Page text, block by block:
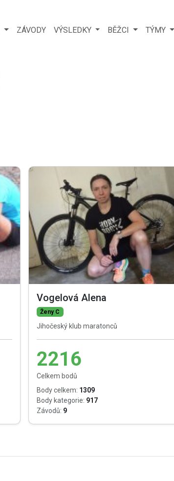
ZÁVODY VÝSLEDKY BĚŽCI TÝMY
Vogelová Alena
Ženy C
Jihočeský klub maratonců
2216
Celkem bodů
Body celkem: 1309
Body kategorie: 917
Závodů: 9